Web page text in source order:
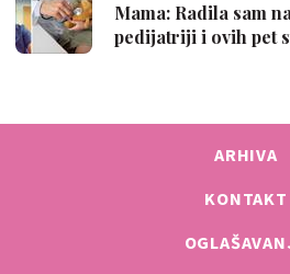
Mama: Radila sam
pedijatriji i ovih pet
ARHIVA
KONTAKT